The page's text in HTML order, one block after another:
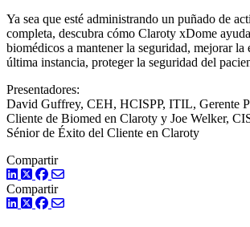
Ya sea que esté administrando un puñado de
completa, descubra cómo Claroty xDome
biomédicos a mantener la seguridad, mejorar la
última instancia, proteger la seguridad del
Presentadores:
David Guffrey, CEH, HCISPP, ITIL, Gerente
Cliente de Biomed en Claroty y Joe Welker,
Sénior de Éxito del Cliente en Claroty
Compartir
LinkedIn
TwitterFacebook
Compartir
LinkedIn
TwitterFacebook